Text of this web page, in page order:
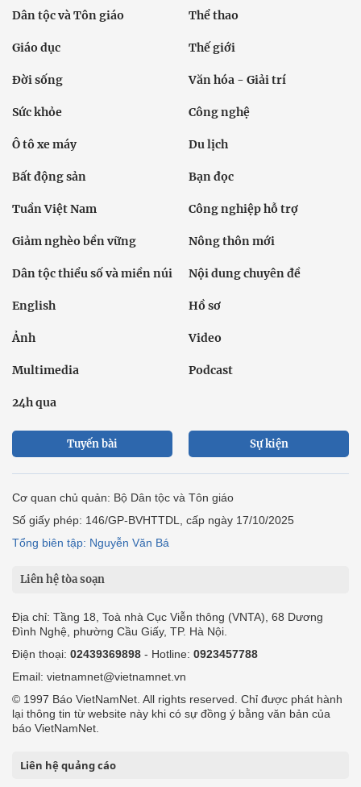
Dân tộc và Tôn giáo Thể thao
Giáo dục Thế giới
Đời sống Văn hóa - Giải trí
Sức khỏe Công nghệ
Ô tô xe máy Du lịch
Bất động sản Bạn đọc
Tuần Việt Nam Công nghiệp hỗ trợ
Giảm nghèo bền vững Nông thôn mới
Dân tộc thiểu số và miền núi Nội dung chuyên đề
English Hồ sơ
Ảnh Video
Multimedia Podcast
24h qua
Tuyến bài Sự kiện
Cơ quan chủ quản: Bộ Dân tộc và Tôn giáo
Số giấy phép: 146/GP-BVHTTDL, cấp ngày 17/10/2025
Tổng biên tập: Nguyễn Văn Bá
Liên hệ tòa soạn
Địa chỉ: Tầng 18, Toà nhà Cục Viễn thông (VNTA), 68 Dương
Đình Nghệ, phường Cầu Giấy, TP. Hà Nội.
Điện thoại: 02439369898 - Hotline: 0923457788
Email: vietnamnet@vietnamnet.vn
© 1997 Báo VietNamNet. All rights reserved. Chỉ được phát hành
lại thông tin từ website này khi có sự đồng ý bằng văn bản của
báo VietNamNet.
Liên hệ quảng cáo